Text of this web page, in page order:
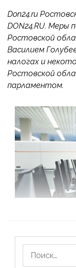
Don24.ru
DON24.RU. Меры
Ростовской
Василием
налогах и
Ростовской
парламентом.